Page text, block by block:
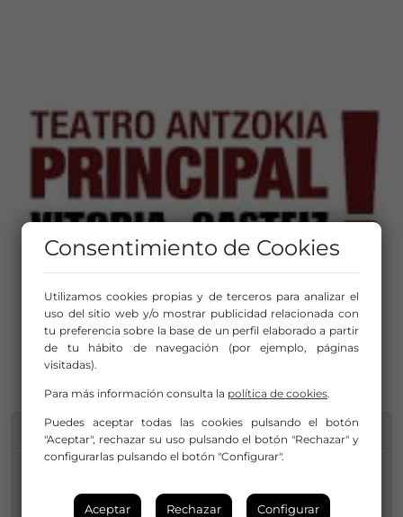
INFORMACIÓN DE CONTACTO
Consentimiento de Cookies
Utilizamos cookies propias y de terceros para analizar el
uso del sitio web y/o mostrar publicidad relacionada con
tu preferencia sobre la base de un perfil elaborado a partir
de tu hábito de navegación (por ejemplo, páginas
visitadas).
Para más información consulta la política de cookies.
Puedes aceptar todas las cookies pulsando el botón
"Aceptar", rechazar su uso pulsando el botón "Rechazar" y
configurarlas pulsando el botón "Configurar".
Aceptar Rechazar Configurar